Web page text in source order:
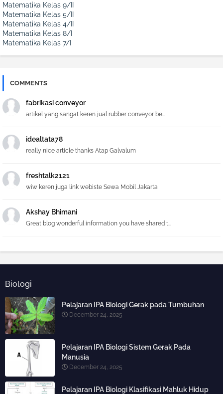
Matematika Kelas 9/II
Matematika Kelas 5/II
Matematika Kelas 4/II
Matematika Kelas 8/I
Matematika Kelas 7/I
COMMENTS
fabrikasi conveyor
artikel yang sangat keren jual rubber conveyor be...
idealtata78
really nice article thanks Atap Galvalum
freshtalk2121
wiw keren juga link webiste Sewa Mobil Jakarta
Akshay Bhimani
Great blog wonderful information you have shared t...
Biologi
Pelajaran IPA Biologi Gerak pada Tumbuhan
December 24, 2025
Pelajaran IPA Biologi Sistem Gerak Pada
Manusia
December 24, 2025
Pelajaran IPA Biologi Klasifikasi Mahluk Hidup